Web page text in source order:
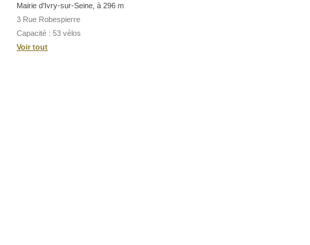
Mairie d'Ivry-sur-Seine, à 296 m
3 Rue Robespierre
Capacité : 53 vélos
Voir tout